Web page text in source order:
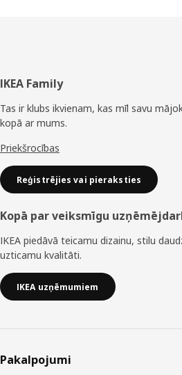
Kājene
IKEA Family
Tas ir klubs ikvienam, kas mīl savu
kopā ar mums.
Priekšrocības
Reģistrējies vai pieraksties
Kopā par veiksmīgu
IKEA piedāvā teicamu dizainu, stilu
uzticamu kvalitāti.
IKEA uzņēmumiem
Pakalpojumi